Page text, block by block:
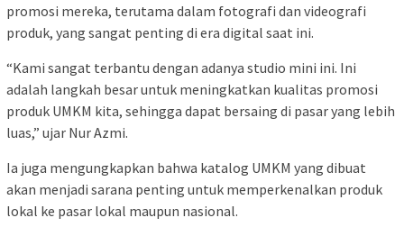
promosi mereka, terutama dalam fotografi dan videografi
produk, yang sangat penting di era digital saat ini.
“Kami sangat terbantu dengan adanya studio mini ini. Ini
adalah langkah besar untuk meningkatkan kualitas promosi
produk UMKM kita, sehingga dapat bersaing di pasar yang lebih
luas,” ujar Nur Azmi.
Ia juga mengungkapkan bahwa katalog UMKM yang dibuat
akan menjadi sarana penting untuk memperkenalkan produk
lokal ke pasar lokal maupun nasional.